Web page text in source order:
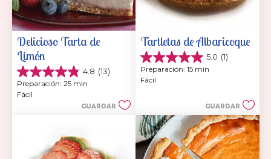
Delicioso Tarta de
Limón
4.8 (13)
4.8
de
5
Preparación: 25 min
Fácil
GUARDAR
Tartletas de Albaricoque
5.0 (1)
5.0
de
5
reseña
Preparación: 15 min
Fácil
GUARDAR